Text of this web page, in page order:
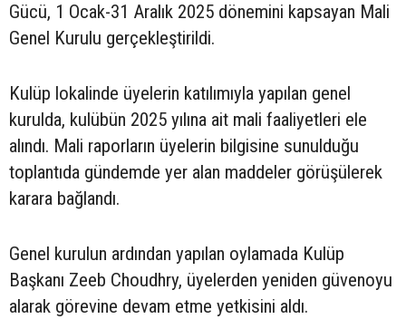
Gücü, 1 Ocak-31 Aralık 2025 dönemini kapsayan Mali
Genel Kurulu gerçekleştirildi.
Kulüp lokalinde üyelerin katılımıyla yapılan genel
kurulda, kulübün 2025 yılına ait mali faaliyetleri ele
alındı. Mali raporların üyelerin bilgisine sunulduğu
toplantıda gündemde yer alan maddeler görüşülerek
karara bağlandı.
Genel kurulun ardından yapılan oylamada Kulüp
Başkanı Zeeb Choudhry, üyelerden yeniden güvenoyu
alarak görevine devam etme yetkisini aldı.